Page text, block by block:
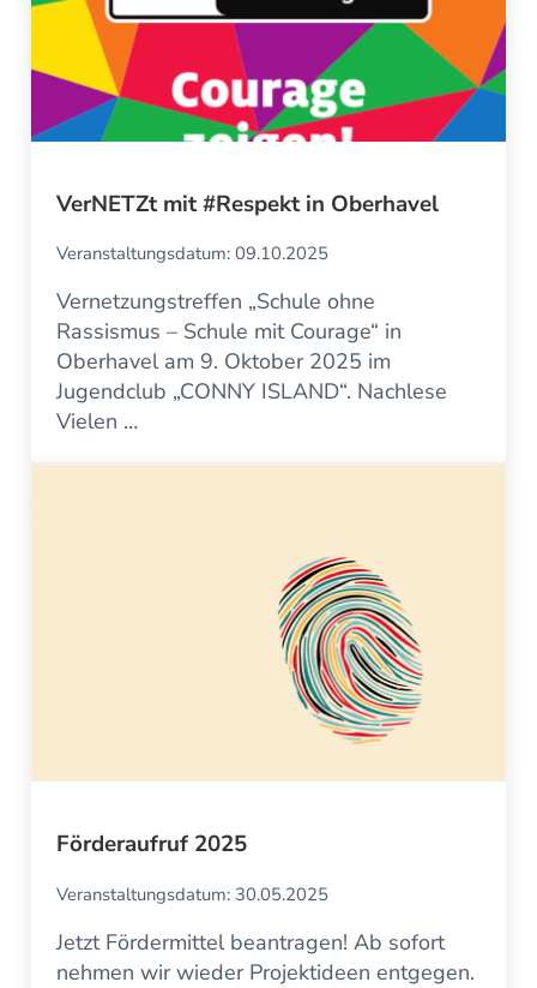
VerNETZt mit #Respekt in Oberhavel
Veranstaltungsdatum: 09.10.2025
Vernetzungstreffen „Schule ohne
Rassismus – Schule mit Courage“ in
Oberhavel am 9. Oktober 2025 im
Jugendclub „CONNY ISLAND“. Nachlese
Vielen …
Förderaufruf 2025
Veranstaltungsdatum: 30.05.2025
Jetzt Fördermittel beantragen! Ab sofort
nehmen wir wieder Projektideen entgegen.